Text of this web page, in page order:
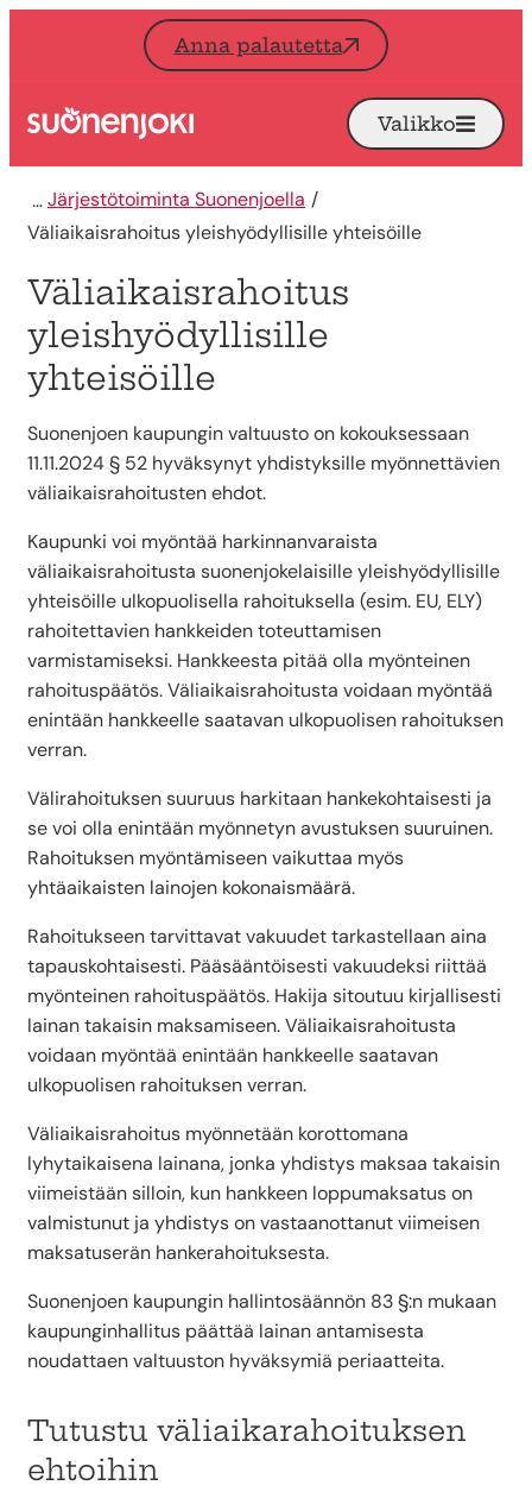
Siirry sisältöön
Anna palautetta
Etusivu Avaa
Valikko
Järjestötoiminta Suonenjoella
Väliaikaisrahoitus yleishyödyllisille yhteisöille
Väliaikaisrahoitus
yleishyödyllisille
yhteisöille
Suonenjoen kaupungin valtuusto on kokouksessaan
11.11.2024 § 52 hyväksynyt yhdistyksille myönnettävien
väliaikaisrahoitusten ehdot.
Kaupunki voi myöntää harkinnanvaraista
väliaikaisrahoitusta suonenjokelaisille yleishyödyllisille
yhteisöille ulkopuolisella rahoituksella (esim. EU, ELY)
rahoitettavien hankkeiden toteuttamisen
varmistamiseksi. Hankkeesta pitää olla myönteinen
rahoituspäätös. Väliaikaisrahoitusta voidaan myöntää
enintään hankkeelle saatavan ulkopuolisen rahoituksen
verran.
Välirahoituksen suuruus harkitaan hankekohtaisesti ja
se voi olla enintään myönnetyn avustuksen suuruinen.
Rahoituksen myöntämiseen vaikuttaa myös
yhtäaikaisten lainojen kokonaismäärä.
Rahoitukseen tarvittavat vakuudet tarkastellaan aina
tapauskohtaisesti. Pääsääntöisesti vakuudeksi riittää
myönteinen rahoituspäätös. Hakija sitoutuu kirjallisesti
lainan takaisin maksamiseen. Väliaikaisrahoitusta
voidaan myöntää enintään hankkeelle saatavan
ulkopuolisen rahoituksen verran.
Väliaikaisrahoitus myönnetään korottomana
lyhytaikaisena lainana, jonka yhdistys maksaa takaisin
viimeistään silloin, kun hankkeen loppumaksatus on
valmistunut ja yhdistys on vastaanottanut viimeisen
maksatuserän hankerahoituksesta.
Suonenjoen kaupungin hallintosäännön 83 §:n mukaan
kaupunginhallitus päättää lainan antamisesta
noudattaen valtuuston hyväksymiä periaatteita.
Tutustu väliaikarahoituksen
ehtoihin